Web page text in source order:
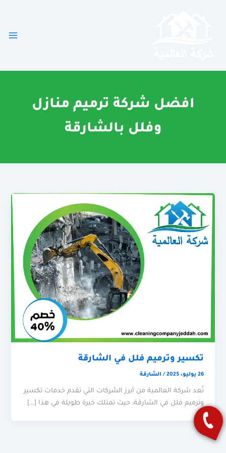
افضل شركة ترميم منازل
وفلل بالشارقة
تكسير وترميم فلل في الشارقة
26 يوليو، 2025 / الشارقة
تُعد شركة العالمية من أبرز الشركات التي تقدم خدمات تكسير
وترميم فلل في الشارقة، حيث تمتلك خبرة طويلة في هذا […]